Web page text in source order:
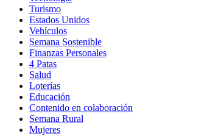
Turismo
Estados Unidos
Vehículos
Semana Sostenible
Finanzas Personales
4 Patas
Salud
Loterías
Educación
Contenido en colaboración
Semana Rural
Mujeres